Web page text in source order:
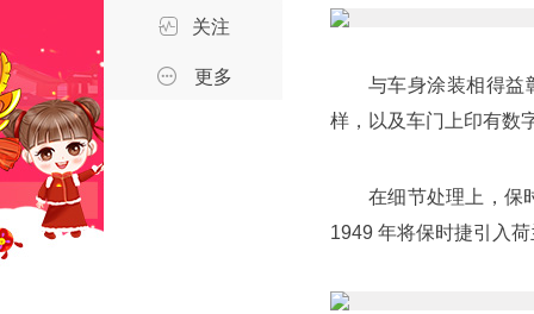
关注
更多
与车身涂装相得益
样，以及车门上印有数
在细节处理上，保
1949 年将保时捷引入